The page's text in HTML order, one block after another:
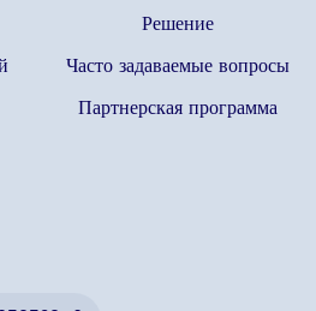
Решение
Часто задаваемые вопросы
Партнерская программа